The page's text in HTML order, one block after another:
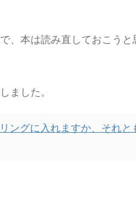
、本は読み直しておこうと
ました。
ングに入れますか、それと